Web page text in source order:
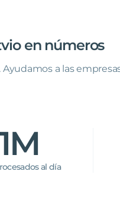
en números
a las
al día